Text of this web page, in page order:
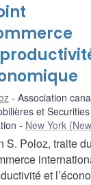
Association
et
New York
S. Poloz, traite
et